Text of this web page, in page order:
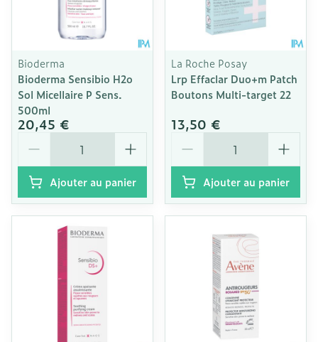
Bioderma
Bioderma Sensibio H2o
Sol Micellaire P Sens.
500ml
20,45 €
Ajouter au panier
La Roche Posay
Lrp Effaclar Duo+m Patch
Boutons Multi-target 22
13,50 €
Ajouter au panier